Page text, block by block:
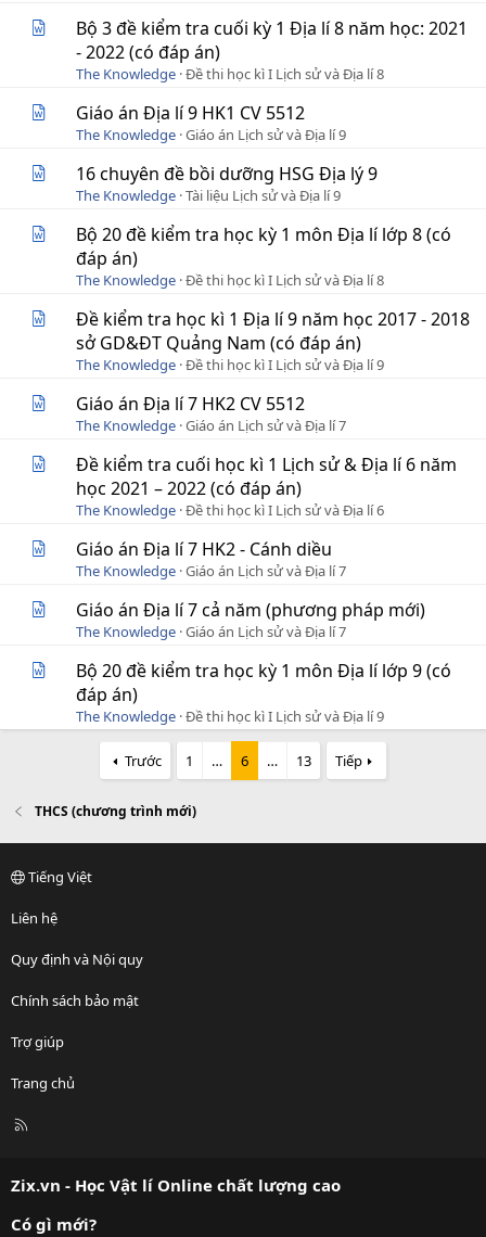
Bộ 3 đề kiểm tra cuối kỳ 1 Địa lí 8 năm học: 2021
- 2022 (có đáp án)
The Knowledge Đề thi học kì I Lịch sử và Địa lí 8
Giáo án Địa lí 9 HK1 CV 5512
The Knowledge Giáo án Lịch sử và Địa lí 9
16 chuyên đề bồi dưỡng HSG Địa lý 9
The Knowledge Tài liệu Lịch sử và Địa lí 9
Bộ 20 đề kiểm tra học kỳ 1 môn Địa lí lớp 8 (có
đáp án)
The Knowledge Đề thi học kì I Lịch sử và Địa lí 8
Đề kiểm tra học kì 1 Địa lí 9 năm học 2017 - 2018
sở GD&ĐT Quảng Nam (có đáp án)
The Knowledge Đề thi học kì I Lịch sử và Địa lí 9
Giáo án Địa lí 7 HK2 CV 5512
The Knowledge Giáo án Lịch sử và Địa lí 7
Đề kiểm tra cuối học kì 1 Lịch sử & Địa lí 6 năm
học 2021 – 2022 (có đáp án)
The Knowledge Đề thi học kì I Lịch sử và Địa lí 6
Giáo án Địa lí 7 HK2 - Cánh diều
The Knowledge Giáo án Lịch sử và Địa lí 7
Giáo án Địa lí 7 cả năm (phương pháp mới)
The Knowledge Giáo án Lịch sử và Địa lí 7
Bộ 20 đề kiểm tra học kỳ 1 môn Địa lí lớp 9 (có
đáp án)
The Knowledge Đề thi học kì I Lịch sử và Địa lí 9
Trước 1 … 6 … 13 Tiếp
THCS (chương trình mới)
Tiếng Việt
Liên hệ
Quy định và Nội quy
Chính sách bảo mật
Trợ giúp
Trang chủ
R
Zix.vn - Học Vật lí Online chất lượng cao
Có gì mới?